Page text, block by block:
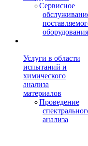
Сервисное
оборудования
Услуги в области
испытаний и
химического
анализа
материалов
Проведение
анализа